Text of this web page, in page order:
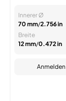
Innerer Ø
70 mm/2.756 in
Breite
12 mm/0.472 in
Anmelden